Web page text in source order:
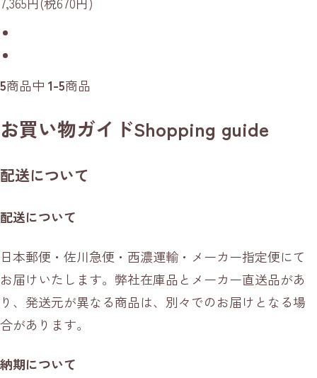
5商品中 1-5商品
お買い物ガイドShopping guide
配送について
配送について
日本郵便・佐川急便・西濃運輸・メーカー指定便にて
お届けいたします。弊社在庫品とメーカー直送品があ
り、発送元が異なる商品は、別々でのお届けとなる場
合があります。
納期について